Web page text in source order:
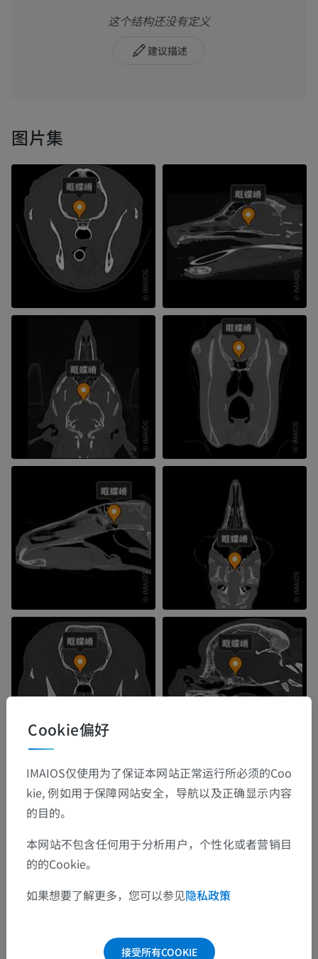
这个结构还没有定义
建议描述
图片集
Cookie偏好
IMAIOS仅使用为了保证本网站正常运行所必须的Coo
kie, 例如用于保障网站安全，导航以及正确显示内容
的目的。
本网站不包含任何用于分析用户，个性化或者营销目
的的Cookie。
如果想要了解更多，您可以参见隐私政策
接受所有COOKIE